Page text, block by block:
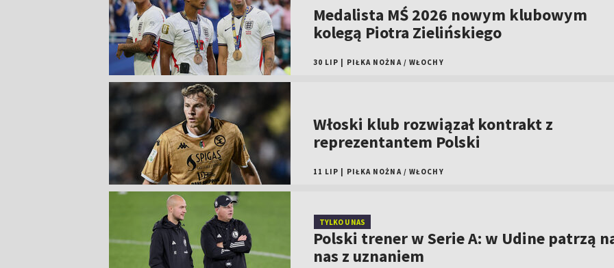
Medalista MŚ 2026 nowym klubowym
kolegą Piotra Zielińskiego
30 LIP PIŁKA NOŻNA / WŁOCHY
Włoski klub rozwiązał kontrakt z
reprezentantem Polski
11 LIP PIŁKA NOŻNA / WŁOCHY
TYLKO U NAS
Polski trener w Serie A: w Udine patrzą
nas z uznaniem